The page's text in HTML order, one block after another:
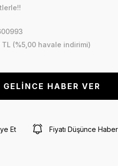
(%5,00 havale indirimi)
GELİNCE HABER VER
Et Fiyatı Düşünce